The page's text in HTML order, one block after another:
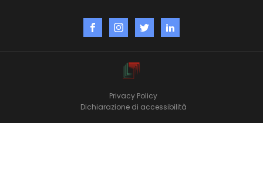
Privacy Policy
Dichiarazione di accessibilità